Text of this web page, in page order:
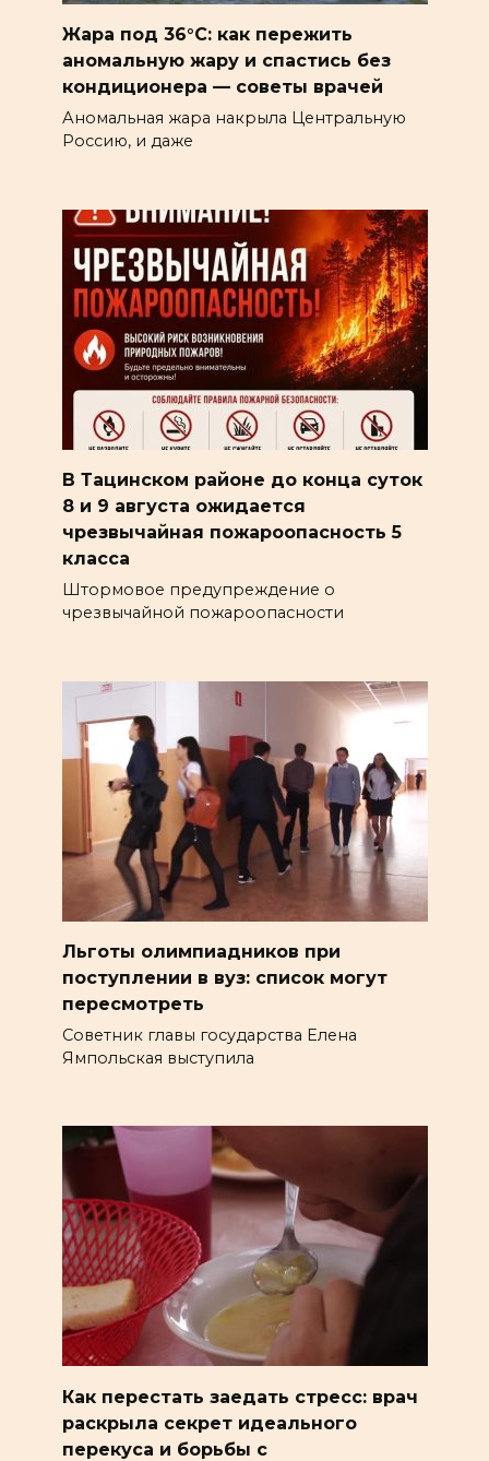
Жара под 36°C: как пережить
аномальную жару и спастись без
кондиционера — советы врачей
Аномальная жара накрыла Центральную
Россию, и даже
В Тацинском районе до конца суток
8 и 9 августа ожидается
чрезвычайная пожароопасность 5
класса
Штормовое предупреждение о
чрезвычайной пожароопасности
Льготы олимпиадников при
поступлении в вуз: список могут
пересмотреть
Советник главы государства Елена
Ямпольская выступила
Как перестать заедать стресс: врач
раскрыла секрет идеального
перекуса и борьбы с